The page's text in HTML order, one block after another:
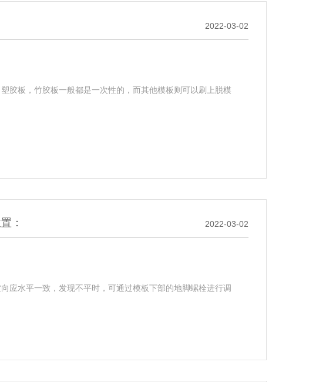
2022-03-02
胶板，竹胶板一般都是一次性的，而其他模板则可以刷上脱模
： 2022-03-02
应水平一致，发现不平时，可通过模板下部的地脚螺栓进行调